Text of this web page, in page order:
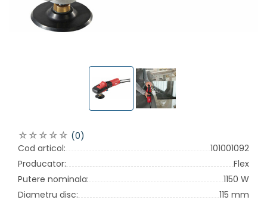
(0)
Cod articol:
101001092
Producator:
Flex
Putere nominala:
1150 W
Diametru disc:
115 mm